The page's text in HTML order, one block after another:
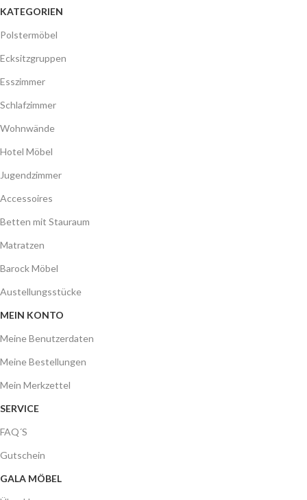
KATEGORIEN
Polstermöbel
Ecksitzgruppen
Esszimmer
Schlafzimmer
Wohnwände
Hotel Möbel
Jugendzimmer
Accessoires
Betten mit Stauraum
Matratzen
Barock Möbel
Austellungsstücke
MEIN KONTO
Meine Benutzerdaten
Meine Bestellungen
Mein Merkzettel
SERVICE
FAQ´S
Gutschein
GALA MÖBEL